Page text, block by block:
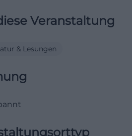
Veranstaltung
& Lesungen